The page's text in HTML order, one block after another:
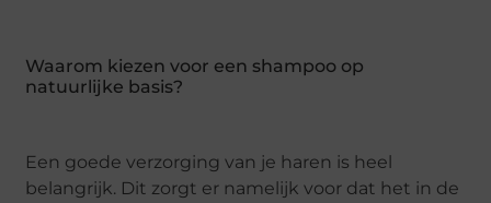
Waarom kiezen voor een shampoo op
natuurlijke basis?
Een goede verzorging van je haren is heel
belangrijk. Dit zorgt er namelijk voor dat het in de